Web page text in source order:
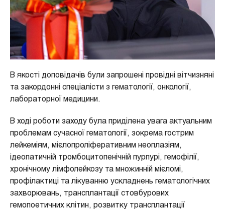
В якості доповідачів були запрошені провідні вітчизняні
та закордонні спеціалісти з гематології, онкології,
лабораторної медицини.
В ході роботи заходу була приділена увага актуальним
проблемам сучасної гематології, зокрема гострим
лейкеміям, мієлопроліферативним неоплазіям,
ідеопатичній тромбоцитопенічній пурпурі, гемофілії,
хронічному лімфолейкозу та множинній мієломі,
профілактиці та лікуванню ускладнень гематологічних
захворювань, трансплантації стовбурових
гемопоетичних клітин, розвитку трансплантації